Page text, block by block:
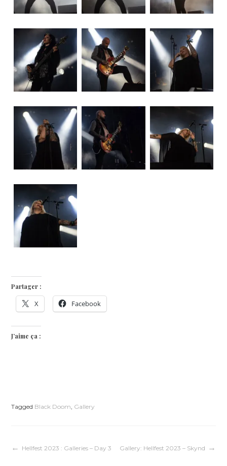
Partager :
X Facebook
J’aime ça :
Tagged Black Doom Gallery
Navigation
Hellfest 2023 : Galleries – Day 3 Gallery: Hellfest 2023 – Skynd